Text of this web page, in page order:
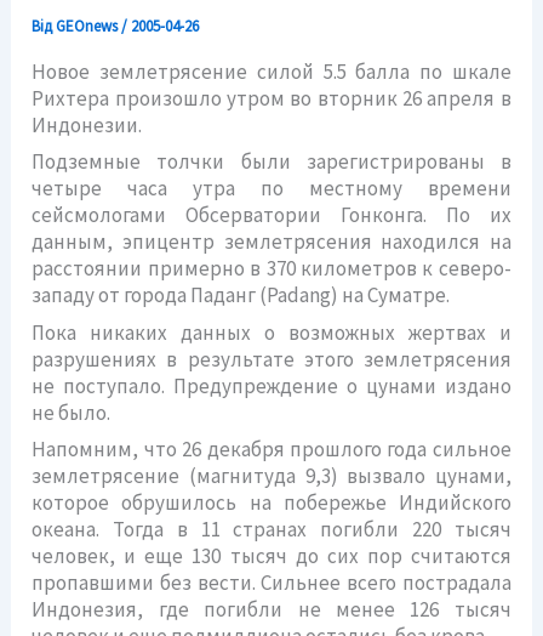
ВідGEOnews/ 2005-04-26
Новое землетрясение силой 5.5 балла по шкале
Рихтера произошло утром во вторник 26 апреля в
Индонезии.
Подземные толчки были зарегистрированы в
четыре часа утра по местному времени
сейсмологами Обсерватории Гонконга. По их
данным, эпицентр землетрясения находился на
расстоянии примерно в 370 километров к северо-
западу от города Паданг (Padang) на Суматре.
Пока никаких данных о возможных жертвах и
разрушениях в результате этого землетрясения
не поступало. Предупреждение о цунами издано
не было.
Напомним, что 26 декабря прошлого года сильное
землетрясение (магнитуда 9,3) вызвало цунами,
которое обрушилось на побережье Индийского
океана. Тогда в 11 странах погибли 220 тысяч
человек, и еще 130 тысяч до сих пор считаются
пропавшими без вести. Сильнее всего пострадала
Индонезия, где погибли не менее 126 тысяч